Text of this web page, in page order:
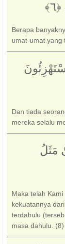
Berapa
umat-umat yang
Dan tiada
mereka selalu
مَثَلُ
Maka telah
kekuatannya
terdahulu
masa dahulu. (8)